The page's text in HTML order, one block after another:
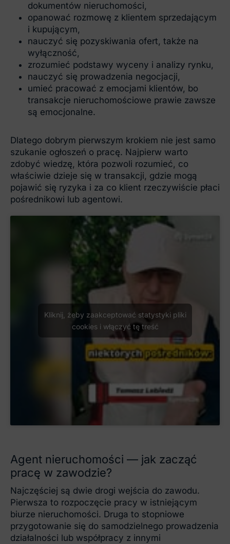
dokumentów nieruchomości,
opanować rozmowę z klientem sprzedającym
i kupującym,
nauczyć się pozyskiwania ofert, także na
wyłączność,
zrozumieć podstawy wyceny i analizy rynku,
nauczyć się prowadzenia negocjacji,
umieć pracować z emocjami klientów, bo
transakcje nieruchomościowe prawie zawsze
są emocjonalne.
Dlatego dobrym pierwszym krokiem nie jest samo
szukanie ogłoszeń o pracę. Najpierw warto
zdobyć wiedzę, która pozwoli rozumieć, co
właściwie dzieje się w transakcji, gdzie mogą
pojawić się ryzyka i za co klient rzeczywiście płaci
pośrednikowi lub agentowi.
Kliknij, żeby zaakceptować statystyki pliki
cookies i włączyć tę treść
Agent nieruchomości — jak zacząć
pracę w zawodzie?
Najczęściej są dwie drogi wejścia do zawodu.
Pierwsza to rozpoczęcie pracy w istniejącym
biurze nieruchomości. Druga to stopniowe
przygotowanie się do samodzielnego prowadzenia
działalności lub współpracy z innymi